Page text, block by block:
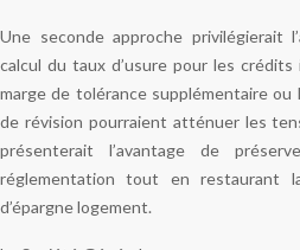
Une seconde approche privilégierait
calcul du taux d’usure pour les crédits
marge de tolérance supplémentaire
de révision pourraient atténuer les
présenterait l’avantage de
réglementation tout en restaurant
d’épargne logement.